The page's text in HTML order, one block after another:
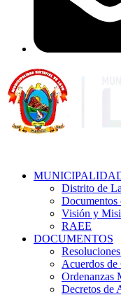
Distrito de
Visión y
RAEE
DOCUMENTOS
Acuerdos de
Ordenanzas
Decretos de